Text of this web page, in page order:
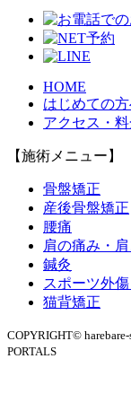
HOME
はじめての
アクセス・
【施術メニュー】
骨盤矯正
産後骨盤矯正
腰痛
肩の痛み・肩
鍼灸
スポーツ外
猫背矯正
COPYRIGHT©
PORTALS